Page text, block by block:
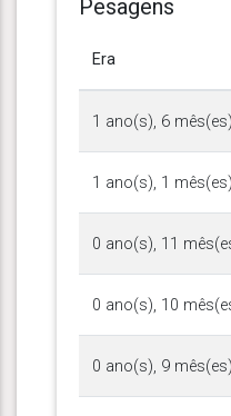
Pesagens
Era
1 ano(s), 6
1 ano(s), 1
0 ano(s), 11
0 ano(s), 10
0 ano(s), 9